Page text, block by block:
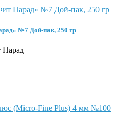
№7 Дой-пак, 250 гр
Парад